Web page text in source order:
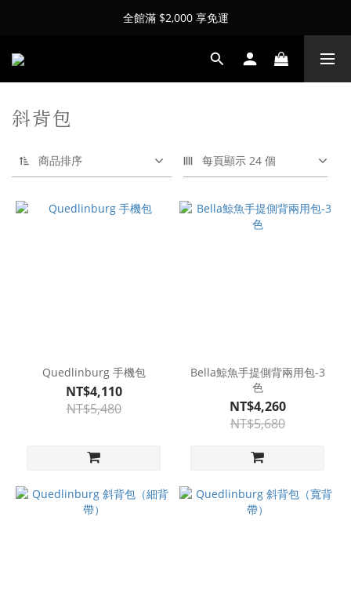
全館滿 $2,000 享免運
斜背包
商品排序 每頁顯示 24 個
Quedlinburg 手機包
NT$4,110
NT$5,480
Bella鯨魚手提側背兩用包-3
色
NT$4,260
NT$5,680